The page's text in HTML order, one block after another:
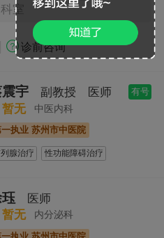
室
 诊前咨询
宇 副教授 医师 有号
暂无 中医内科
执业 苏州市中医院
腺治疗 性功能障碍治疗
医师
暂无
内分泌科